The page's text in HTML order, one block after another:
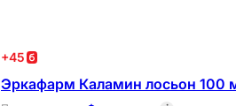
+45
Эркафарм Каламин лосьон 100